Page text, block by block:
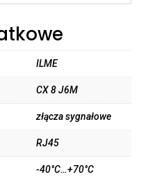
ILME
CX 8 J6M
złącza sygnałowe
RJ45
-40°C…+70°C